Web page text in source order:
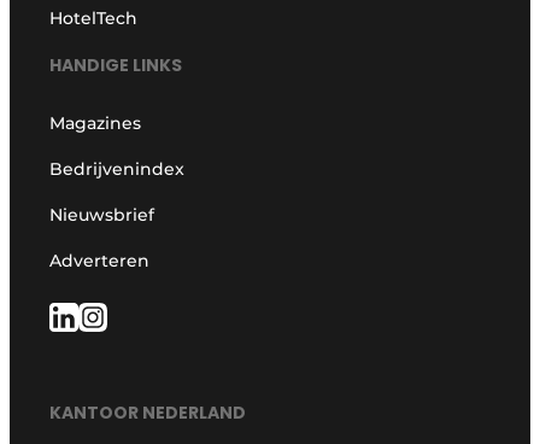
HotelTech
HANDIGE LINKS
Magazines
Bedrijvenindex
Nieuwsbrief
Adverteren
KANTOOR NEDERLAND